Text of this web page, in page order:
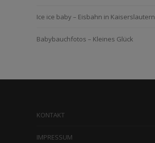
Ice ice baby – Eisbahn in Kaiserslautern
Babybauchfotos – Kleines Glück
KONTAKT
IMPRESSUM